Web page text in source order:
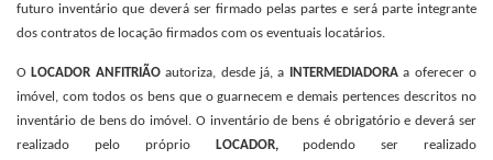
futuro inventário que deverá ser firmado pelas partes e será parte integrante
dos contratos de locação firmados com os eventuais locatários.
O LOCADOR ANFITRIÃOautoriza, desde já, a INTERMEDIADORAa oferecer o
imóvel, com todos os bens que o guarnecem e demais pertences descritos no
inventário de bens do imóvel. O inventário de bens é obrigatório e deverá ser
realizado pelo próprio
LOCADOR,podendo ser realizado